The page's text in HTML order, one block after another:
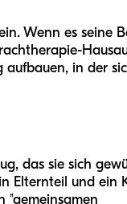
Wenn es seine
aufbauen, in der
das sie sich
Elternteil und ein
"gemeinsamen